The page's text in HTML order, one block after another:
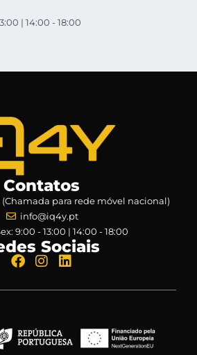
| 14:00 - 18:00
Contatos
(Chamada para rede móvel nacional)
info@iq4y.pt
9:00 - 13:00 | 14:00 - 18:00
Sociais